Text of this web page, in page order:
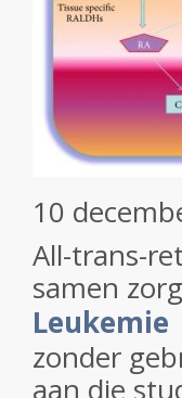
10
All-trans-
samen
Leukemie
zonder
aan die